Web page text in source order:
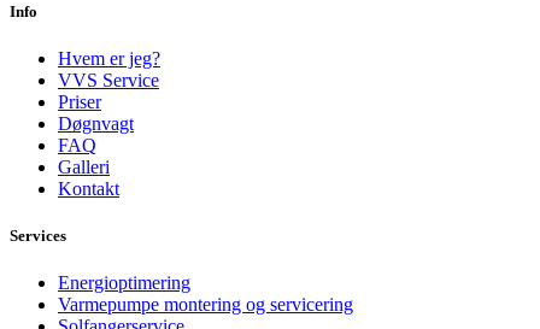
Info
Hvem er jeg?
VVS Service
Priser
Døgnvagt
FAQ
Galleri
Kontakt
Services
Energioptimering
Varmepumpe montering og servicering